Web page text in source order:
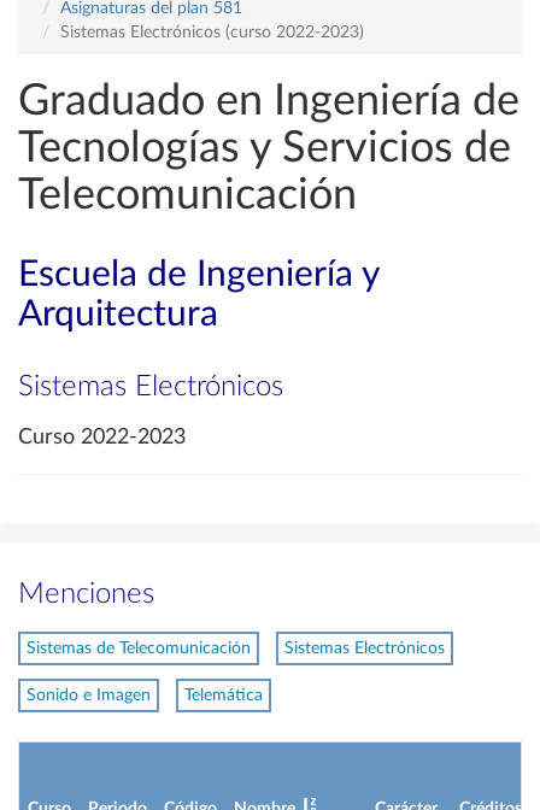
Asignaturas del plan 581
Sistemas Electrónicos (curso 2022-2023)
Graduado en Ingeniería de
Tecnologías y Servicios de
Telecomunicación
Escuela de Ingeniería y
Arquitectura
Sistemas Electrónicos
Curso 2022-2023
Menciones
Sistemas de Telecomunicación Sistemas Electrónicos
Sonido e Imagen Telemática